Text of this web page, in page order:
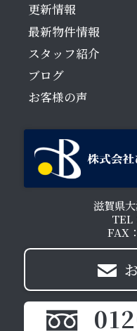
更新情報
最新物件情報
スタッフ紹介
ブログ
お客様の声
滋賀県
TEL
FAX